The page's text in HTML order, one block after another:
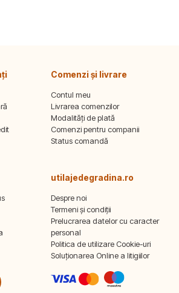
Comenzi și livrare
Contul meu
Livrarea comenzilor
Modalități de plată
Comenzi pentru companii
Status comandă
utilajedegradina.ro
Despre noi
Termeni și condiții
Prelucrarea datelor cu caracter
personal
Politica de utilizare Cookie-uri
Soluționarea Online a litigiilor